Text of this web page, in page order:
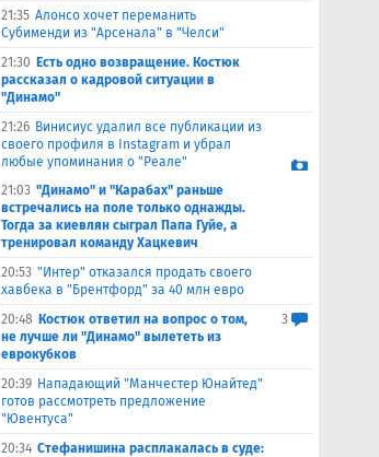
21:35 Алонсо хочет переманить
Субименди из "Арсенала" в "Челси"
21:30 Есть одно возвращение. Костюк
рассказал о кадровой ситуации в
"Динамо"
21:26 Винисиус удалил все публикации из
своего профиля в Instagram и убрал
любые упоминания о "Реале"
21:03 "Динамо" и "Карабах" раньше
встречались на поле только однажды.
Тогда за киевлян сыграл Папа Гуйе, а
тренировал команду Хацкевич
20:53 "Интер" отказался продать своего
хавбека в "Брентфорд" за 40 млн евро
20:48 Костюк ответил на вопрос о том,
не лучше ли "Динамо" вылететь из
еврокубков
3
20:39 Нападающий "Манчестер Юнайтед"
готов рассмотреть предложение
"Ювентуса"
20:34 Стефанишина расплакалась в суде: